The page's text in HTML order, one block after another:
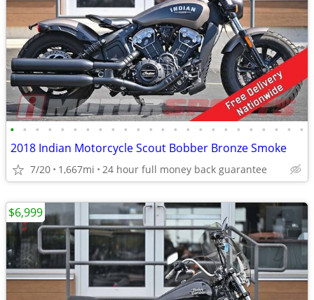
• • • • • • • • • • • • • • • • • • • • • • • •
2018 Indian Motorcycle Scout Bobber Bronze Smoke
7/20 1,667mi 24 hour full money back guarantee
$6,999